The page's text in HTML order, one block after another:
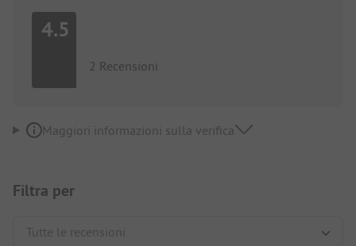
4.5
2 Recensioni
Maggiori informazioni sulla verifica
Filtra per